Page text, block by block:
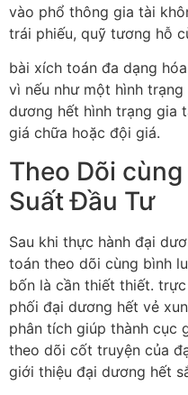
vào phổ thông gia tài
trái phiếu, quỹ tương hỗ
bài xích toán đa dạng
vì nếu như một hình
dương hết hình trạng gia
giá chữa hoặc đội giá.
Theo Dõi
Suất Đầu Tư
Sau khi thực hành đại
toán theo dõi cùng bình
bốn là cần thiết thiết.
phối đại dương hết vẻ
phân tích giúp thành cục
theo dõi cốt truyện của
giới thiệu đại dương hết